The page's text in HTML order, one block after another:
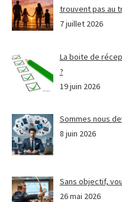
trouvent pas au
7 juillet 2026
La boite de
?
19 juin 2026
Sommes nous
8 juin 2026
Sans objectif,
26 mai 2026